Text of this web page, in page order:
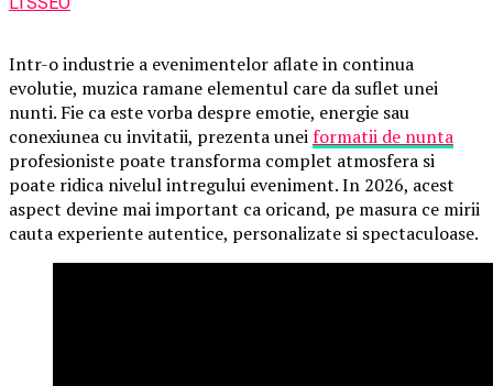
Intr-o industrie a evenimentelor aflate in continua
evolutie, muzica ramane elementul care da suflet unei
nunti. Fie ca este vorba despre emotie, energie sau
conexiunea cu invitatii, prezenta uneiformatii de nunta
profesioniste poate transforma complet atmosfera si
poate ridica nivelul intregului eveniment. In 2026, acest
aspect devine mai important ca oricand, pe masura ce mirii
cauta experiente autentice, personalizate si spectaculoase.